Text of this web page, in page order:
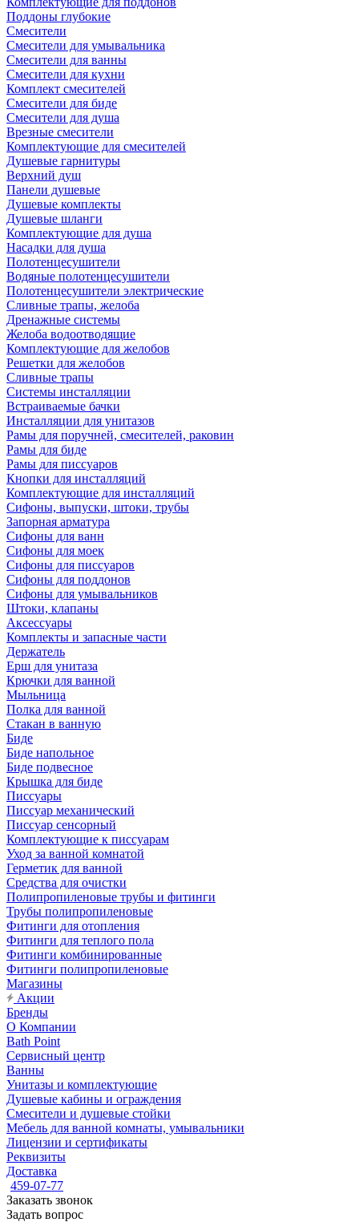
Поддоны глубокие
Смесители
Смесители для умывальника
Смесители для ванны
Смесители для кухни
Комплект смесителей
Смесители для биде
Смесители для душа
Врезные смесители
Комплектующие для смесителей
Душевые гарнитуры
Верхний душ
Панели душевые
Душевые комплекты
Душевые шланги
Комплектующие для душа
Насадки для душа
Полотенцесушители
Водяные полотенцесушители
Полотенцесушители электрические
Сливные трапы, желоба
Дренажные системы
Желоба водоотводящие
Комплектующие для желобов
Решетки для желобов
Сливные трапы
Системы инсталляции
Встраиваемые бачки
Инсталляции для унитазов
Рамы для поручней, смесителей, раковин
Рамы для биде
Рамы для писсуаров
Кнопки для инсталляций
Комплектующие для инсталляций
Сифоны, выпуски, штоки, трубы
Запорная арматура
Сифоны для ванн
Сифоны для моек
Сифоны для писсуаров
Сифоны для поддонов
Сифоны для умывальников
Штоки, клапаны
Аксессуары
Комплекты и запасные части
Держатель
Ерш для унитаза
Крючки для ванной
Мыльница
Полка для ванной
Стакан в ванную
Биде
Биде напольное
Биде подвесное
Крышка для биде
Писсуары
Писсуар механический
Писсуар сенсорный
Комплектующие к писсуарам
Уход за ванной комнатой
Герметик для ванной
Средства для очистки
Полипропиленовые трубы и фитинги
Трубы полипропиленовые
Фитинги для отопления
Фитинги для теплого пола
Фитинги комбинированные
Фитинги полипропиленовые
Магазины
Акции
Бренды
О Компании
Bath Point
Сервисный центр
Ванны
Унитазы и комплектующие
Душевые кабины и ограждения
Смесители и душевые стойки
Мебель для ванной комнаты, умывальники
Лицензии и сертификаты
Реквизиты
Доставка
459-07-77
Заказать звонок
Задать вопрос